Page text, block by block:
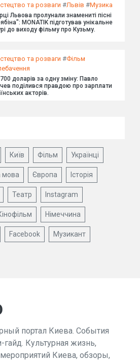
та розваги #Львів #Музика
Львова пролунали знамениті пісні
MONATIK підготував унікальне
до виходу фільму про Кузьму.
та розваги #Фільм
доларів за одну зміну: Павло
поділився правдою про зарплати
акторів.
Київ Фільм Українці
мова Європа Історія
Театр Instagram
Німеччина
Facebook Музикант
портал Киева. События
Культурная жизнь,
Киева, обзоры,